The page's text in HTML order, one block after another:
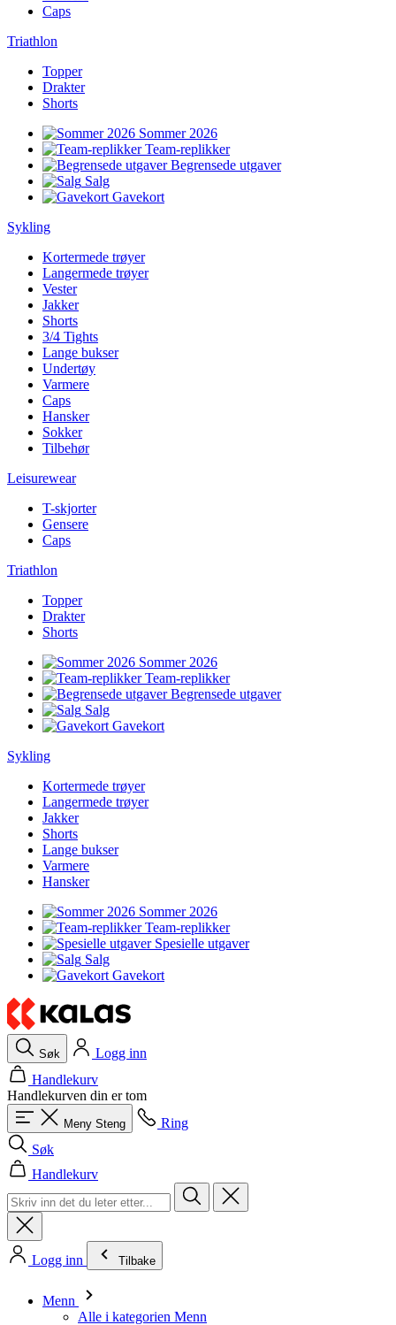
Caps
Triathlon
Topper
Drakter
Shorts
Sommer 2026
Team-replikker
Begrensede utgaver
Salg
Gavekort
Sykling
Kortermede trøyer
Langermede trøyer
Vester
Jakker
Shorts
3/4 Tights
Lange bukser
Undertøy
Varmere
Caps
Hansker
Sokker
Tilbehør
Leisurewear
T-skjorter
Gensere
Caps
Triathlon
Topper
Drakter
Shorts
Sommer 2026
Team-replikker
Begrensede utgaver
Salg
Gavekort
Sykling
Kortermede trøyer
Langermede trøyer
Jakker
Shorts
Lange bukser
Varmere
Hansker
Sommer 2026
Team-replikker
Spesielle utgaver
Salg
Gavekort
Søk
Logg inn
Handlekurv
Handlekurven din er tom
Meny Steng
Ring
Søk
Handlekurv
Logg inn Tilbake
Menn
Alle i kategorien Menn